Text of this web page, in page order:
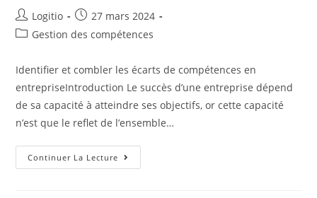
Logitio
27 mars 2024
Gestion des compétences
Identifier et combler les écarts de compétences en
entrepriseIntroduction Le succès d’une entreprise dépend
de sa capacité à atteindre ses objectifs, or cette capacité
n’est que le reflet de l’ensemble…
Continuer La Lecture